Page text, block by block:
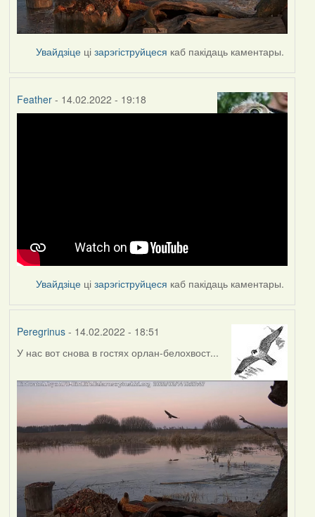
Увайдзіце цізарэгіструйцеся каб пакідаць каментары.
Feather- 14.02.2022 - 19:18
Увайдзіце цізарэгіструйцеся каб пакідаць каментары.
Peregrinus- 14.02.2022 - 18:51
У нас вот снова в гостях орлан-белохвост...